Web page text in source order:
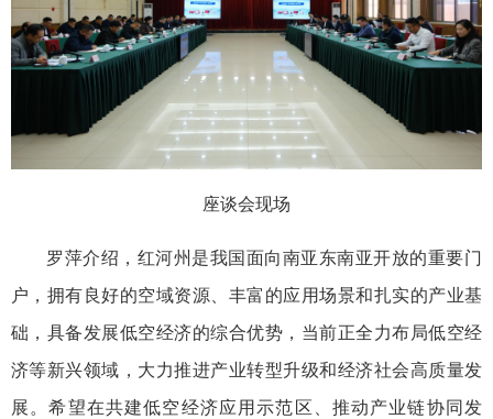
座谈会现场
罗萍介绍，红河州是我国面向南亚东南亚开放的重要门
户，拥有良好的空域资源、丰富的应用场景和扎实的产业基
础，具备发展低空经济的综合优势，当前正全力布局低空经
济等新兴领域，大力推进产业转型升级和经济社会高质量发
展。希望在共建低空经济应用示范区、推动产业链协同发